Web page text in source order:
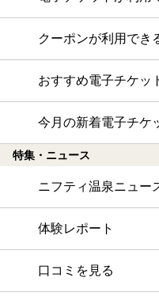
クーポンが利用でき
おすすめ電子チケッ
今月の新着電子チケ
特集・ニュース
ニフティ温泉ニュー
体験レポート
口コミを見る